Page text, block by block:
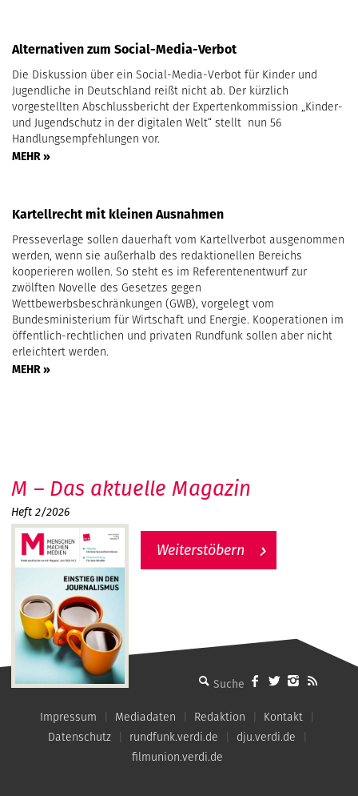
Alternativen zum Social-Media-Verbot
Die Diskussion über ein Social-Media-Verbot für Kinder und
Jugendliche in Deutschland reißt nicht ab. Der kürzlich
vorgestellten Abschlussbericht der Expertenkommission „Kinder-
und Jugendschutz in der digitalen Welt“ stellt nun 56
Handlungsempfehlungen vor.
MEHR »
Kartellrecht mit kleinen Ausnahmen
Presseverlage sollen dauerhaft vom Kartellverbot ausgenommen
werden, wenn sie außerhalb des redaktionellen Bereichs
kooperieren wollen. So steht es im Referentenentwurf zur
zwölften Novelle des Gesetzes gegen
Wettbewerbsbeschränkungen (GWB), vorgelegt vom
Bundesministerium für Wirtschaft und Energie. Kooperationen im
öffentlich-rechtlichen und privaten Rundfunk sollen aber nicht
erleichtert werden.
MEHR »
MMM - Menschen machen Medien
M – Das aktuelle Magazin
Heft 2/2026
Weiterstöbern
Impressum Mediadaten Redaktion
Kontakt
Datenschutz
rundfunk.verdi.de
dju.verdi.de
filmunion.verdi.de